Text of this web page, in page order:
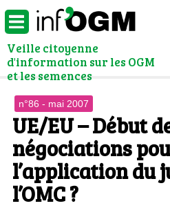
Veille citoyenne
d'information sur les OGM
et les semences
n°86 - mai 2007
UE/EU – Début
négociations
l’application du
l’OMC ?